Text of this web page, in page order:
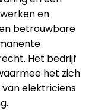
en
betrouwbare
Het bedrijf
het zich
elektriciens